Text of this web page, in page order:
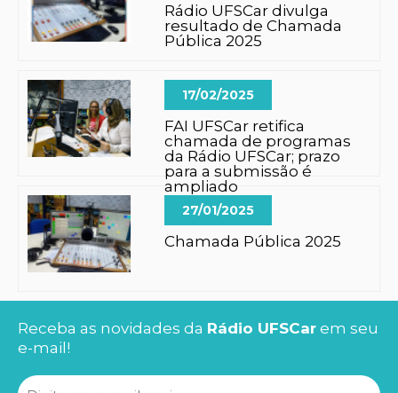
Rádio UFSCar divulga
resultado de Chamada
Pública 2025
17/02/2025
FAI UFSCar retifica
chamada de programas
da Rádio UFSCar; prazo
para a submissão é
ampliado
27/01/2025
Chamada Pública 2025
Receba as novidades da Rádio UFSCar em seu
e-mail!